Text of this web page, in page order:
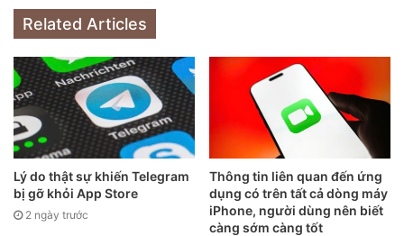
Hãy kích hoạt tính năng Sạc pin được tối ưu hóa trên
iPhone.
Apple khuyến cáo rằng pin hoạt động tốt nhất khi được duy
trì ở mức sạc từ 20% đến 80%. Để hỗ trợ người dùng, Apple
đã giới thiệu tính năng “Sạc pin được tối ưu hóa”, giúp trì
hoãn việc sạc 20% cuối cùng cho đến ngay trước khi người
dùng cần sử dụng thiết bị. Ví dụ, nếu người dùng thường
thức dậy lúc 6:00 sáng, iPhone sẽ sạc đến 80% qua đêm và
chỉ đạt 100% ngay trước khi báo thức reo, từ đó giúp giảm
Related Articles
Lý do thật sự khiến Telegram
bị gỡ khỏi App Store
2 ngày trước
Thông tin liên quan đến ứng
dụng có trên tất cả dòng máy
iPhone, người dùng nên biết
càng sớm càng tốt